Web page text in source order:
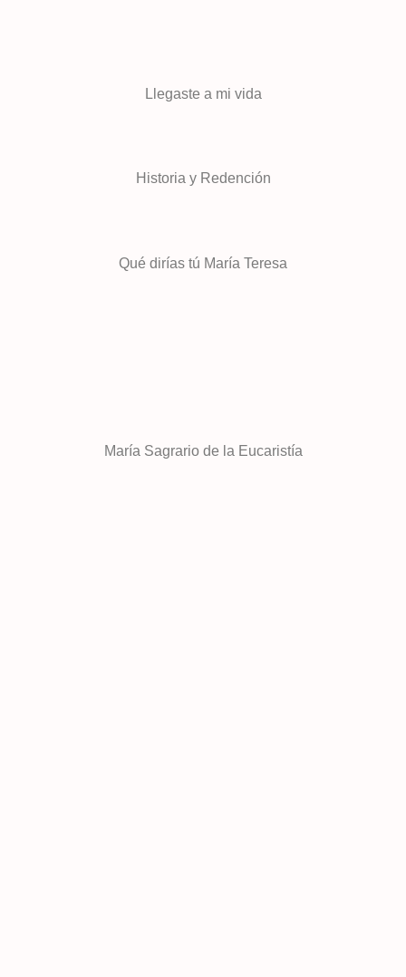
Llegaste a mi vida
Historia y Redención
Qué dirías tú María Teresa
María Sagrario de la Eucaristía